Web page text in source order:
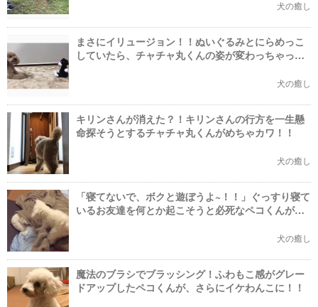
犬の癒し
まさにイリュージョン！！ぬいぐるみとにらめっこ
していたら、チャチャ丸くんの姿が変わっちゃっ
犬の癒し
キリンさんが消えた？！キリンさんの行方を一生懸
命探そうとするチャチャ丸くんがめちゃカワ！！
犬の癒し
「寝てないで、ボクと遊ぼうよ~！！」ぐっすり寝て
いるお友達を何とか起こそうと必死なペコくんがカ
犬の癒し
魔法のブラシでブラッシング！ふわもこ感がグレー
ドアップしたペコくんが、さらにイケわんこに！！